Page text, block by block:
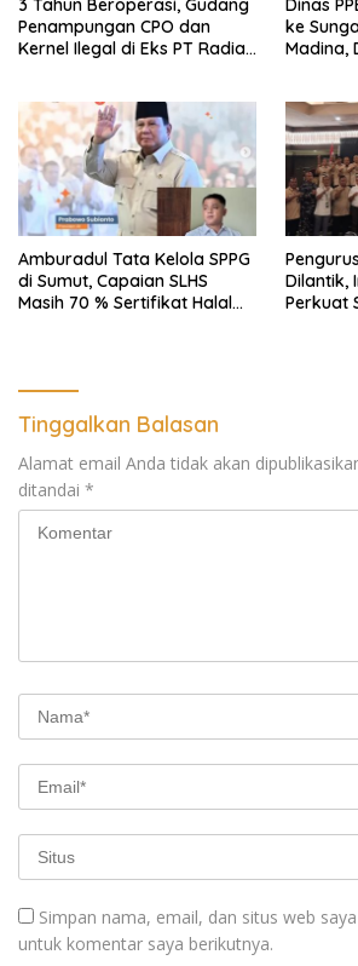
3 Tahun Beroperasi, Gudang
Penampungan CPO dan
Kernel Ilegal di Eks PT Radian
Dinas
ke
Madina,
Rusak
Amburadul Tata Kelola SPPG
di Sumut, Capaian SLHS
Masih 70 % Sertifikat Halal
Pemantau dan Pengawas
MBG
Dilantik,
Perkuat
Tinggalkan Balasan
Alamat email Anda tidak akan
ditandai *
Simpan nama, email, dan situs web
untuk komentar saya berikutnya.